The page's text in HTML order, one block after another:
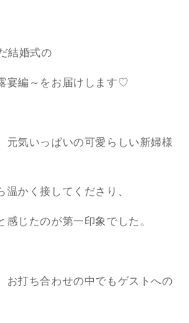
結婚式の
宴編～をお届けします♡
元気いっぱいの可愛らしい新婦様
かく接してくださり、
感じたのが第一印象でした。
お打ち合わせの中でもゲストへの